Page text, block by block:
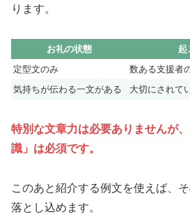
ります。
お礼の状態
起
定型文のみ
数ある支援者
気持ちが伝わる一文がある
大切にされて
特別な文章力は必要ありませんが
識」は必須です。
このあと紹介する例文を使えば、
落とし込めます。